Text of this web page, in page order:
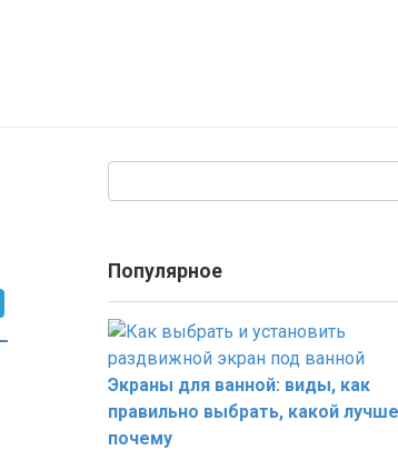
Популярное
Экраны для ванной: виды, как
правильно выбрать, какой
почему